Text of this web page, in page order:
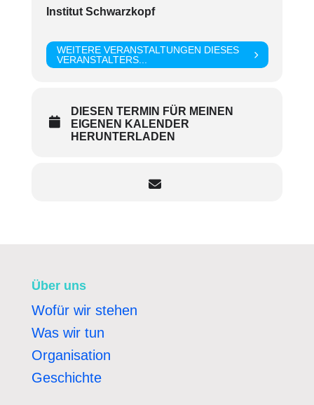
Institut Schwarzkopf
WEITERE VERANSTALTUNGEN DIESES
VERANSTALTERS...
DIESEN TERMIN FÜR MEINEN
EIGENEN KALENDER
HERUNTERLADEN
Über uns
Wofür wir stehen
Was wir tun
Organisation
Geschichte